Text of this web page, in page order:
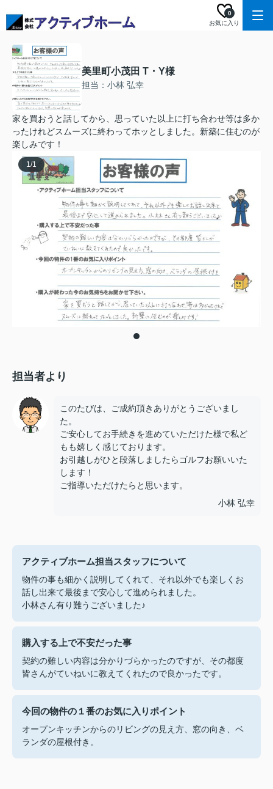
お気に入り
0
美里町小茂田 T・Y様
担当：小林 弘幸
家を買おうと話してから、思っていた以上に打ち合わせ等は多か
ったけれどスムーズに終わってホッとしました。新築に住むのが
楽しみです！
1/1
担当者より
このたびは、ご成約頂きありがとうございまし
た。
ご安心してお手続きを進めていただけた様で私ど
もも嬉しく感じております。
お引越しがひと段落しましたらゴルフお願いいた
します！
ご指導いただけたらと思います。
小林 弘幸
アクティブホーム担当スタッフについて
物件の事も細かく説明してくれて、それ以外でも楽しくお
話し出来て最後まで安心して進められました。
小林さん有り難うございました♪
購入する上で不安だった事
契約の難しい内容は分かりづらかったのですが、その都度
皆さんがていねいに教えてくれたので良かったです。
今回の物件の１番のお気に入りポイント
オープンキッチンからのリビングの見え方、窓の向き、ベ
ランダの屋根付き。